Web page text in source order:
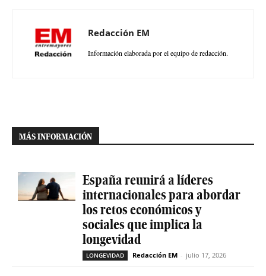
Redacción EM
Información elaborada por el equipo de redacción.
MÁS INFORMACIÓN
España reunirá a líderes
internacionales para abordar
los retos económicos y
sociales que implica la
longevidad
LONGEVIDAD Redacción EM - julio 17, 2026